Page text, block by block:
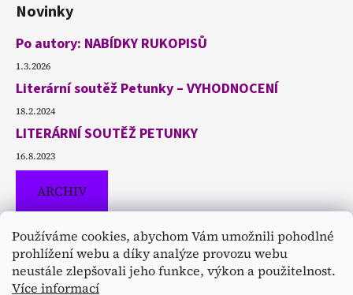
Používáme cookies, abychom Vám umožnili pohodlné
prohlížení webu a díky analýze provozu webu
neustále zlepšovali jeho funkce, výkon a použitelnost.
Více informací
Novinky
Po autory: NABÍDKY RUKOPISŮ
1.3.2026
Literární soutěž Petunky – VYHODNOCENÍ
18.2.2024
LITERÁRNÍ SOUTĚŽ PETUNKY
16.8.2023
ARCHIV
Přijímáme online platby